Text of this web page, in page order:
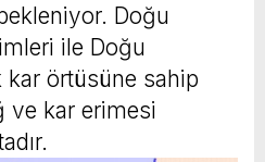
Doğu
ile Doğu
örtüsüne sahip
ve kar erimesi